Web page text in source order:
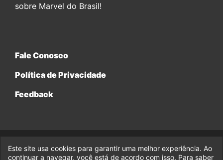
sobre Marvel do Brasil!
Fale Conosco
Política de Privacidade
Feedback
© 2017-2026 Legado da Marvel, uma empresa da Legado
Enterprises.
Este site usa cookies para garantir uma melhor experiência. Ao
continuar a navegar, você está de acordo com isso. Para saber